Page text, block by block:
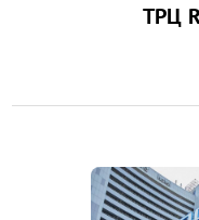
ТРЦ